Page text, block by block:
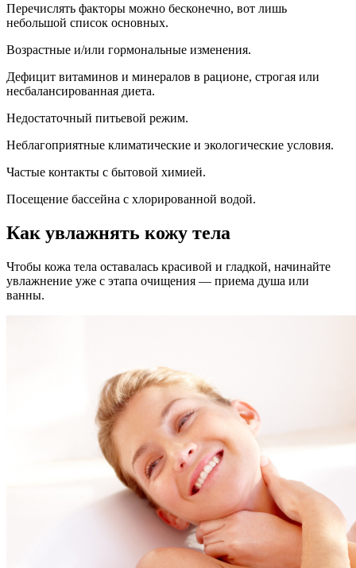
Перечислять факторы можно бесконечно, вот лишь
небольшой список основных.
Возрастные и/или гормональные изменения.
Дефицит витаминов и минералов в рационе, строгая или
несбалансированная диета.
Недостаточный питьевой режим.
Неблагоприятные климатические и экологические условия.
Частые контакты с бытовой химией.
Посещение бассейна с хлорированной водой.
Как увлажнять кожу тела
Чтобы кожа тела оставалась красивой и гладкой, начинайте
увлажнение уже с этапа очищения — приема душа или
ванны.